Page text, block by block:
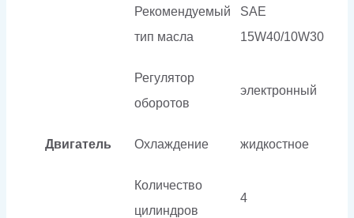
Двигатель
Рекомендуемый
тип масла
SAE
15W40/10W30
Регулятор
оборотов
электронный
Охлаждение жидкостное
Количество
цилиндров
4